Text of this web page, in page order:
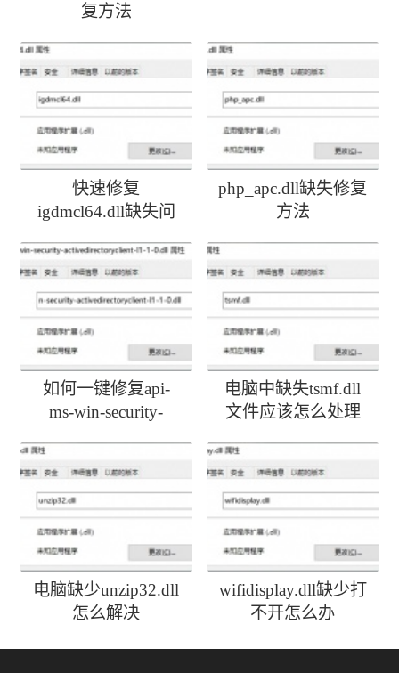
复方法
快速修复
igdmcl64.dll缺失问
php_apc.dll缺失修复
方法
如何一键修复api-
ms-win-security-
电脑中缺失tsmf.dll
文件应该怎么处理
电脑缺少unzip32.dll
怎么解决
wifidisplay.dll缺少打
不开怎么办